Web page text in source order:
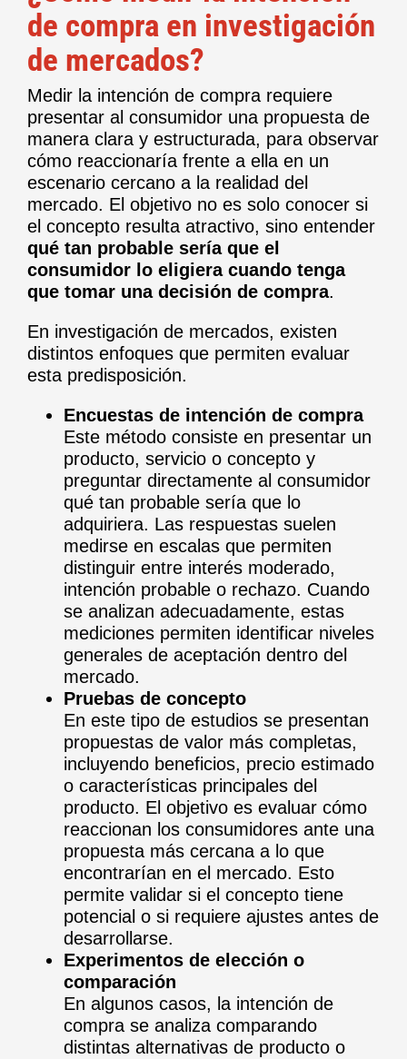
de compra en investigación
de mercados?
Medir la intención de compra requiere
presentar al consumidor una propuesta de
manera clara y estructurada, para observar
cómo reaccionaría frente a ella en un
escenario cercano a la realidad del
mercado. El objetivo no es solo conocer si
el concepto resulta atractivo, sino entender
qué tan probable sería que el
consumidor lo eligiera cuando tenga
que tomar una decisión de compra.
En investigación de mercados, existen
distintos enfoques que permiten evaluar
esta predisposición.
Encuestas de intención de compra
Este método consiste en presentar un
producto, servicio o concepto y
preguntar directamente al consumidor
qué tan probable sería que lo
adquiriera. Las respuestas suelen
medirse en escalas que permiten
distinguir entre interés moderado,
intención probable o rechazo. Cuando
se analizan adecuadamente, estas
mediciones permiten identificar niveles
generales de aceptación dentro del
mercado.
Pruebas de concepto
En este tipo de estudios se presentan
propuestas de valor más completas,
incluyendo beneficios, precio estimado
o características principales del
producto. El objetivo es evaluar cómo
reaccionan los consumidores ante una
propuesta más cercana a lo que
encontrarían en el mercado. Esto
permite validar si el concepto tiene
potencial o si requiere ajustes antes de
desarrollarse.
Experimentos de elección o
comparación
En algunos casos, la intención de
compra se analiza comparando
distintas alternativas de producto o